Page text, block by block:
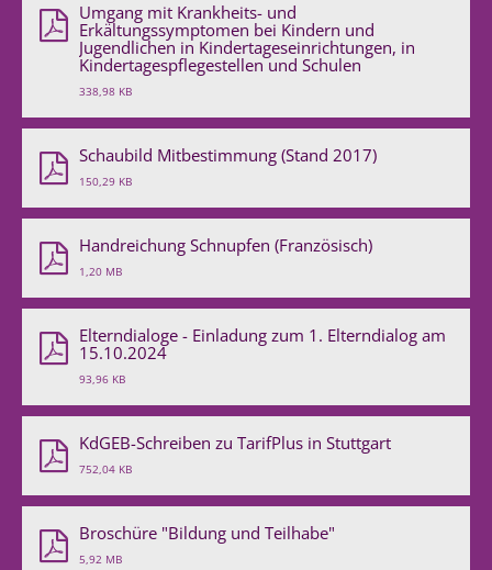
Umgang mit Krankheits- und
Erkältungssymptomen bei Kindern und
Jugendlichen in Kindertageseinrichtungen, in
Kindertagespflegestellen und Schulen
338,98 KB
Schaubild Mitbestimmung (Stand 2017)
150,29 KB
Handreichung Schnupfen (Französisch)
1,20 MB
Elterndialoge - Einladung zum 1. Elterndialog am
15.10.2024
93,96 KB
KdGEB-Schreiben zu TarifPlus in Stuttgart
752,04 KB
Broschüre "Bildung und Teilhabe"
5,92 MB